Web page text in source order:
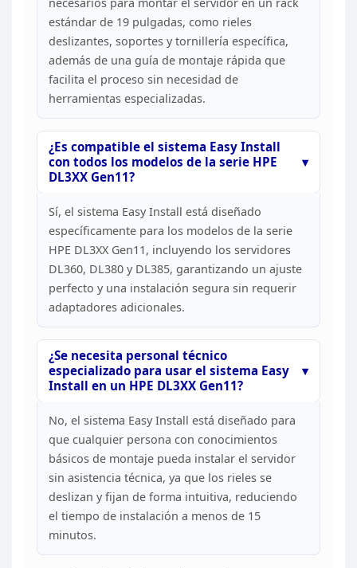
estándar de 19 pulgadas, como rieles
deslizantes, soportes y tornillería específica,
además de una guía de montaje rápida que
facilita el proceso sin necesidad de
herramientas especializadas.
¿Es compatible el sistema Easy Install
con todos los modelos de la serie HPE
DL3XX Gen11?
Sí, el sistema Easy Install está diseñado
específicamente para los modelos de la serie
HPE DL3XX Gen11, incluyendo los servidores
DL360, DL380 y DL385, garantizando un ajuste
perfecto y una instalación segura sin requerir
adaptadores adicionales.
¿Se necesita personal técnico
especializado para usar el sistema Easy
Install en un HPE DL3XX Gen11?
No, el sistema Easy Install está diseñado para
que cualquier persona con conocimientos
básicos de montaje pueda instalar el servidor
sin asistencia técnica, ya que los rieles se
deslizan y fijan de forma intuitiva, reduciendo
el tiempo de instalación a menos de 15
minutos.